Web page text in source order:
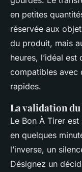
en petites
réservée aux
du produit, mais
heures, l’idéal
compatibles avec
rapides.
La validation
Le Bon À Tirer
en quelques
l’inverse, un
Désignez un